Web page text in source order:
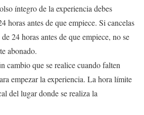
íntegro de la experiencia debes
horas antes de que empiece. Si cancelas
24 horas antes de que empiece, no se
abonado.
cambio que se realice cuando falten
empezar la experiencia. La hora límite
del lugar donde se realiza la